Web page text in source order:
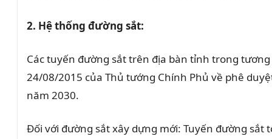
2. Hệ thống đường sắt:
Các tuyến đường sắt trên địa bàn tỉnh trong
24/08/2015 của Thủ tướng Chính Phủ về phê
năm 2030.
Đối với đường sắt xây dựng mới: Tuyến đường sắt